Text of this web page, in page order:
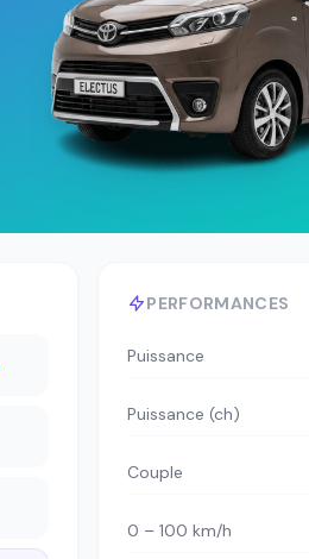
PERFORMANCES
Puissance
Puissance (ch)
Couple
0 – 100 km/h